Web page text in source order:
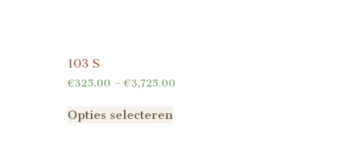
103 S
€325.00 –€3,725.00
Opties selecteren